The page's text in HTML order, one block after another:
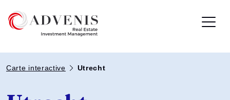
Carte interactive Utrecht